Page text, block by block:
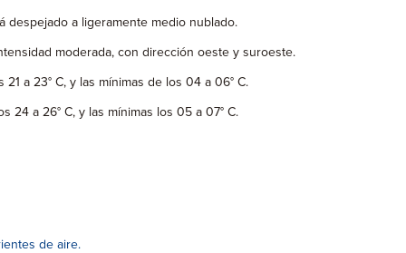
despejado a ligeramente medio nublado.
moderada, con dirección oeste y suroeste.
a 23° C, y las mínimas de los 04 a 06° C.
24 a 26° C, y las mínimas los 05 a 07° C.
de aire.